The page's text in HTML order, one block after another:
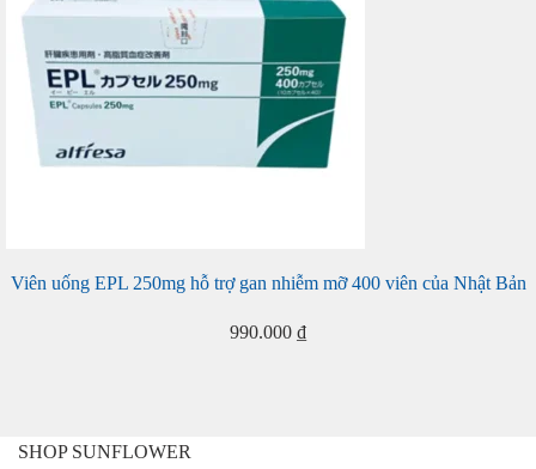
Viên uống EPL 250mg hỗ trợ gan nhiễm mỡ 400 viên của Nhật Bản
990.000 ₫
SHOP SUNFLOWER